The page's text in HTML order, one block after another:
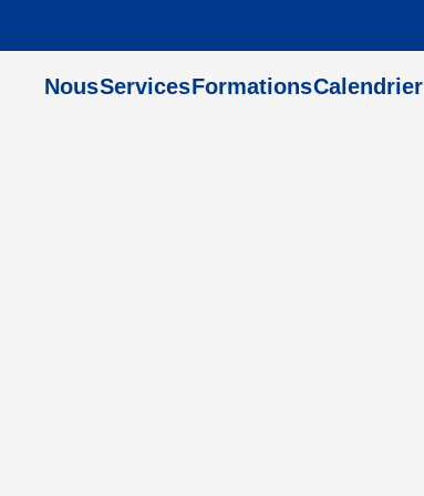
NousServicesFormationsCalendrier